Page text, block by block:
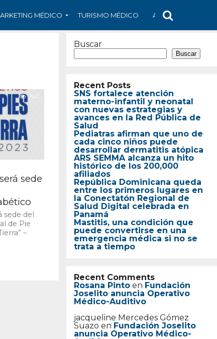
MÉDICO TURISMO MÉDICO ARS
841
sede
sede del
de Pie
–
Buscar
Buscar
Recent Posts
SNS fortalece atención
materno-infantil y neonatal
con nuevas estrategias y
avances en la Red Pública de
Salud
Pediatras afirman que uno de
cada cinco niños puede
desarrollar dermatitis atópica
ARS SEMMA alcanza un hito
histórico de los 200,000
afiliados
República Dominicana queda
entre los primeros lugares en
la Conectatón Regional de
Salud Digital celebrada en
Panamá
Mastitis, una condición que
puede convertirse en una
emergencia médica si no se
trata a tiempo
Recent Comments
Rosana Pinto en Fundación
Joselito anuncia Operativo
Médico-Auditivo
jacqueline Mercedes Gómez
Suazo en Fundación Joselito
anuncia Operativo Médico-